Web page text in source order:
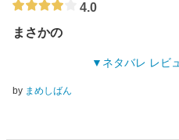
4.0
まさかの
ネタバレ レビ
by まめしばん